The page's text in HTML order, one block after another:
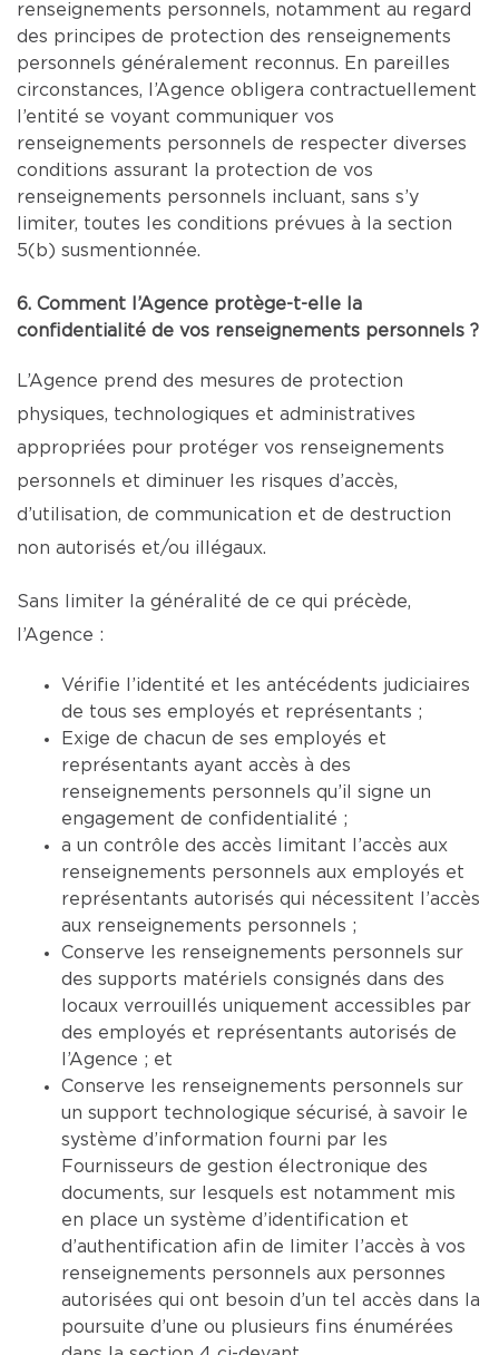
renseignements personnels, notamment au regard
des principes de protection des renseignements
personnels généralement reconnus. En pareilles
circonstances, l’Agence obligera contractuellement
l’entité se voyant communiquer vos
renseignements personnels de respecter diverses
conditions assurant la protection de vos
renseignements personnels incluant, sans s’y
limiter, toutes les conditions prévues à la section
5(b) susmentionnée.
6. Comment l’Agence protège-t-elle la
confidentialité de vos renseignements personnels ?
L’Agence prend des mesures de protection
physiques, technologiques et administratives
appropriées pour protéger vos renseignements
personnels et diminuer les risques d’accès,
d’utilisation, de communication et de destruction
non autorisés et/ou illégaux.
Sans limiter la généralité de ce qui précède,
l’Agence :
Vérifie l’identité et les antécédents judiciaires
de tous ses employés et représentants ;
Exige de chacun de ses employés et
représentants ayant accès à des
renseignements personnels qu’il signe un
engagement de confidentialité ;
a un contrôle des accès limitant l’accès aux
renseignements personnels aux employés et
représentants autorisés qui nécessitent l’accès
aux renseignements personnels ;
Conserve les renseignements personnels sur
des supports matériels consignés dans des
locaux verrouillés uniquement accessibles par
des employés et représentants autorisés de
l’Agence ; et
Conserve les renseignements personnels sur
un support technologique sécurisé, à savoir le
système d’information fourni par les
Fournisseurs de gestion électronique des
documents, sur lesquels est notamment mis
en place un système d’identification et
d’authentification afin de limiter l’accès à vos
renseignements personnels aux personnes
autorisées qui ont besoin d’un tel accès dans la
poursuite d’une ou plusieurs fins énumérées